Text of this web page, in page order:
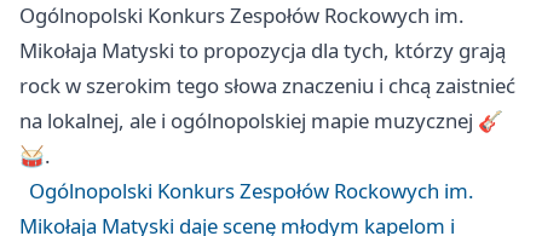
Ogólnopolski Konkurs Zespołów Rockowych im.
Mikołaja Matyski to propozycja dla tych, którzy grają
rock w szerokim tego słowa znaczeniu i chcą zaistnieć
na lokalnej, ale i ogólnopolskiej mapie muzycznej 🎸
🥁.
Ogólnopolski Konkurs Zespołów Rockowych im.
Mikołaja Matyski daje scenę młodym kapelom i